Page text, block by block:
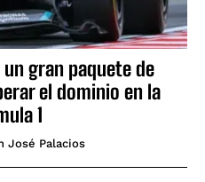
gran paquete de
el dominio en la
1
José Palacios